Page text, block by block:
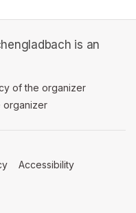
is an
tab)
of the organizer
organizer
(opens in a new tab)
Accessibility